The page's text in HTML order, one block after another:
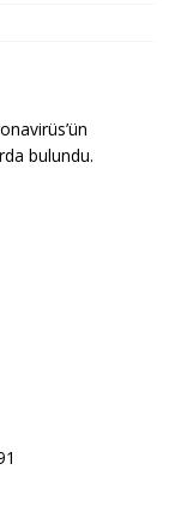
bulundu.